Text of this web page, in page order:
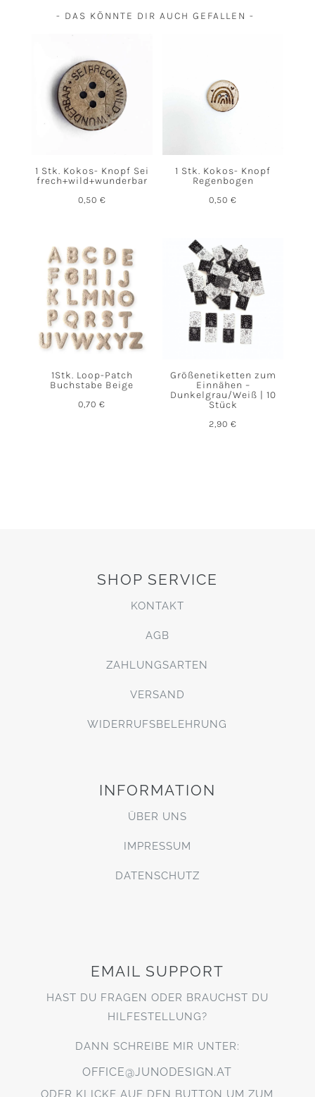
- DAS KÖNNTE DIR AUCH GEFALLEN -
1 Stk. Kokos- Knopf Sei
frech+wild+wunderbar
0,50 €
1 Stk. Kokos- Knopf
Regenbogen
0,50€
1Stk. Loop-Patch
Buchstabe Beige
0,70€
Größenetiketten zum
Einnähen –
Dunkelgrau/Weiß | 10
Stück
2,90€
SHOP SERVICE
KONTAKT
AGB
ZAHLUNGSARTEN
VERSAND
WIDERRUFSBELEHRUNG
INFORMATION
ÜBER UNS
IMPRESSUM
DATENSCHUTZ
EMAIL SUPPORT
HAST DU FRAGEN ODER BRAUCHST DU
HILFESTELLUNG?
DANN SCHREIBE MIR UNTER:
OFFICE@JUNODESIGN.AT
ODER KLICKE AUF DEN BUTTON UM ZUM